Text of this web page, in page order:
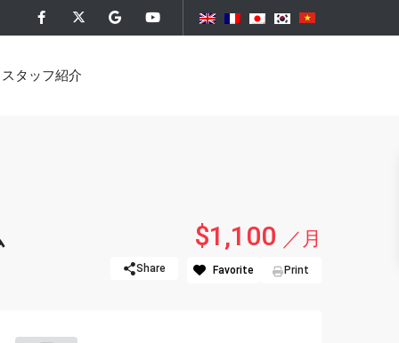
イユ）
スタッフ紹介
$1,100 ／月
Share Favorite Print